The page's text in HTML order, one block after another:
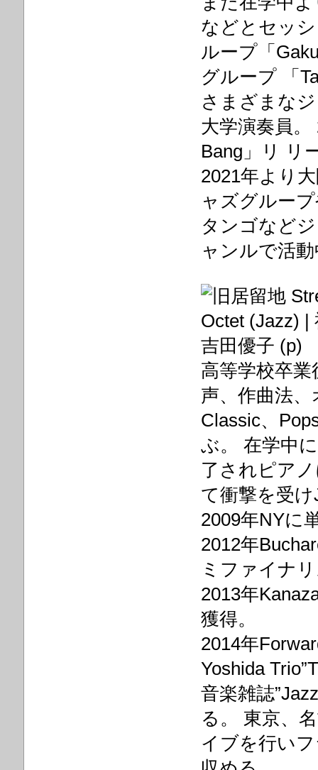
などとセッ
ループ「
グループ 「
さまざまな
大学演奏員
Bang」リ リ
2021年より
ャズグルー
タンゴなど
ャンルで活
吉田優子 (p)
高等学校卒
声、作曲法
Classic、
ぶ。 在学中
了されピア
て衝撃を受
2009年NYに
2012年
ミファイナ
2013年
獲得。
2014年
Yoshida
音楽雑誌
る。 東京、
イブを行い